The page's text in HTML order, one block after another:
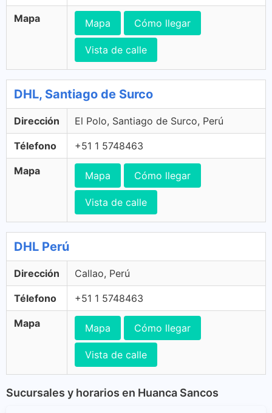
Mapa Mapa Cómo llegar
Vista de calle
DHL, Santiago de Surco
Dirección El Polo, Santiago de Surco, Perú
Télefono +51 1 5748463
Mapa Mapa Cómo llegar
Vista de calle
DHL Perú
Dirección Callao, Perú
Télefono +51 1 5748463
Mapa Mapa Cómo llegar
Vista de calle
Sucursales y horarios en Huanca Sancos